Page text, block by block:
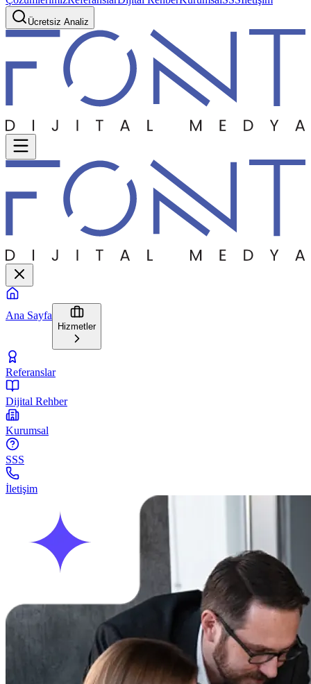
Ücretsiz Analiz
Ana Sayfa
Hizmetler
Referanslar
Dijital Rehber
Kurumsal
SSS
İletişim